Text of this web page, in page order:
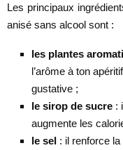
Les principaux
anisé sans alcool sont :
les plantes
l’arôme à ton
gustative ;
le sirop de sucre :
augmente les
le sel : il renforce